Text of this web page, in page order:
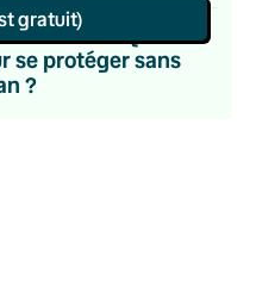
abusifs… Quelle
se protéger sans
?
gratuit)